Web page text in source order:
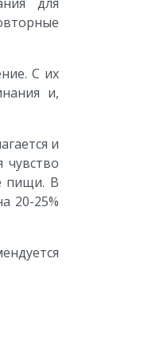
С их
и,
и
чувство
пищи. В
20-25%